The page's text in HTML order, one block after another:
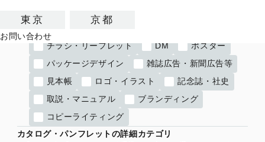
東京 京都
お問い合わせ
パンフレット
チラシ・リーフレット
DM
ポスター
パッケージデザイン
雑誌広告・新聞広告等
見本帳
ロゴ・イラスト
記念誌・社史
取説・マニュアル
ブランディング
コピーライティング
カタログ・パンフレットの詳細カテゴリ